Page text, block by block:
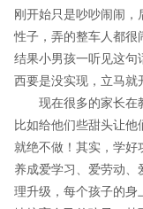
刚开始只是吵吵闹闹
性子，弄的整车人都很
结果小男孩一听见这句
西要是没实现，立马
现在很多的家长在教
比如给他们些甜头让
就绝不做！其实，学好
养成爱学习、爱劳动
理升级，每个孩子的身